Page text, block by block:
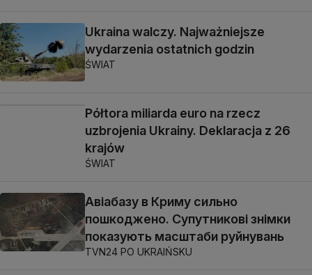
Ukraina walczy. Najważniejsze
wydarzenia ostatnich godzin
ŚWIAT
Półtora miliarda euro na rzecz
uzbrojenia Ukrainy. Deklaracja z 26
krajów
ŚWIAT
Авіабазу в Криму сильно
пошкоджено. Супутникові знімки
показують масштаби руйнувань
TVN24 PO UKRAIŃSKU